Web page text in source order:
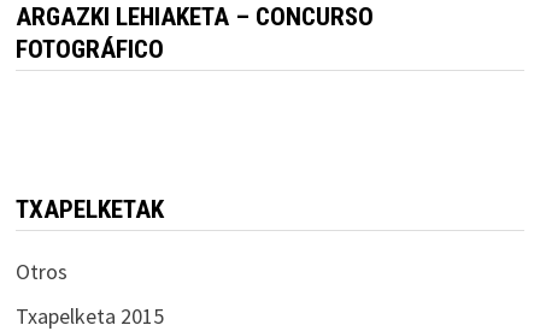
ARGAZKI LEHIAKETA – CONCURSO
FOTOGRÁFICO
TXAPELKETAK
Otros
Txapelketa 2015